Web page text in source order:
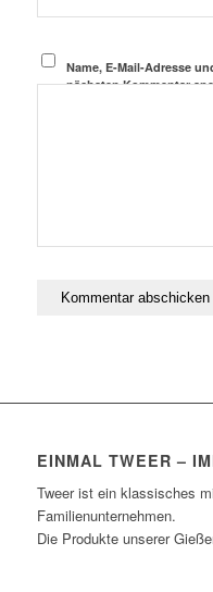
Name, E-Mail-Adresse
nächsten Kommentar
EINMAL TWEER –
Tweer ist ein klassisches
Familienunternehmen.
Die Produkte unserer